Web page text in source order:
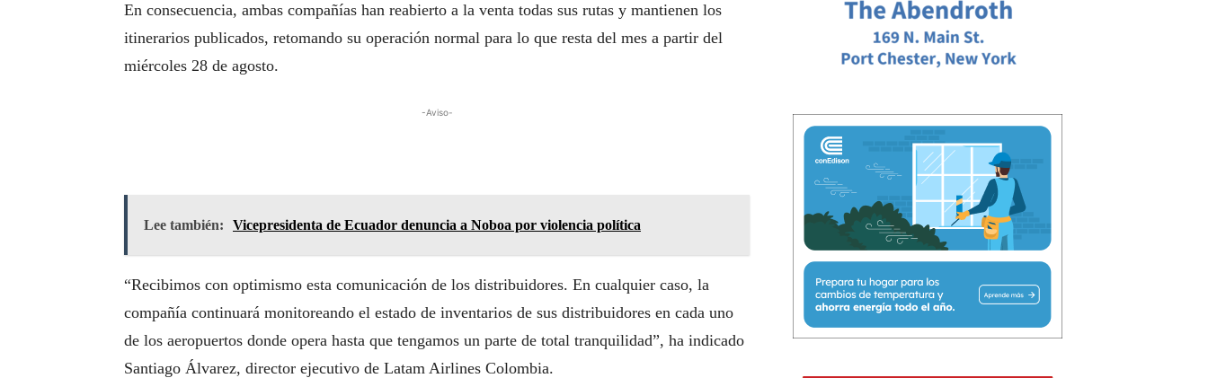
En consecuencia, ambas compañías han reabierto a la venta todas sus rutas y mantienen los
itinerarios publicados, retomando su operación normal para lo que resta del mes a partir del
miércoles 28 de agosto.
-Aviso-
Lee también: Vicepresidenta de Ecuador denuncia a Noboa por violencia política
“Recibimos con optimismo esta comunicación de los distribuidores. En cualquier caso, la
compañía continuará monitoreando el estado de inventarios de sus distribuidores en cada uno
de los aeropuertos donde opera hasta que tengamos un parte de total tranquilidad”, ha indicado
Santiago Álvarez, director ejecutivo de Latam Airlines Colombia.